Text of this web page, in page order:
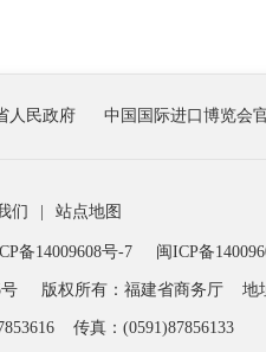
人民政府 中国国际进口博览会
们 站点地图
备14009608号-7 闽ICP备
版权所有：福建省商务厅 地
传真：(0591)87856133